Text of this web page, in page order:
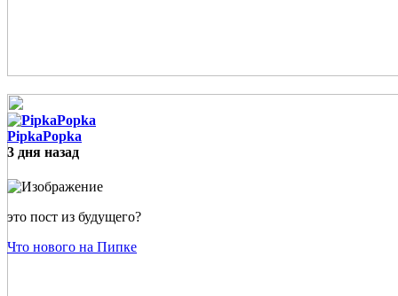
PipkaPopka
3 дня назад
это пост из будущего?
Что нового на Пипке